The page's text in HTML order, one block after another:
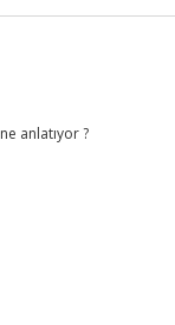
anlatıyor ?